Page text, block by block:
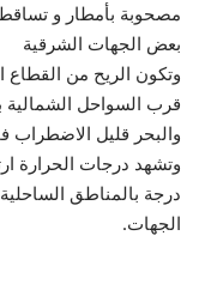
مصحوبة بأمطار و
بعض الجهات الشرقية
وتكون الريح من
قرب السواحل الشمالية
والبحر قليل الاضطراب
الجهات.